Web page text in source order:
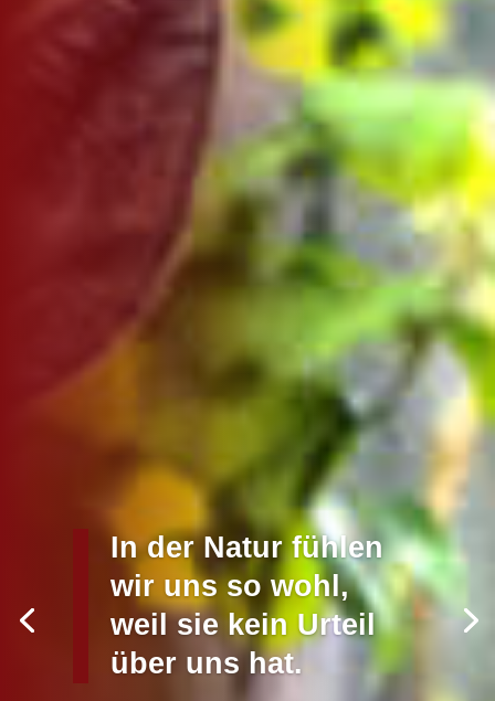
In der lebendigen
Natur geschieht
nichts, was nicht in
der Verbindung mit
dem Ganzen steht.